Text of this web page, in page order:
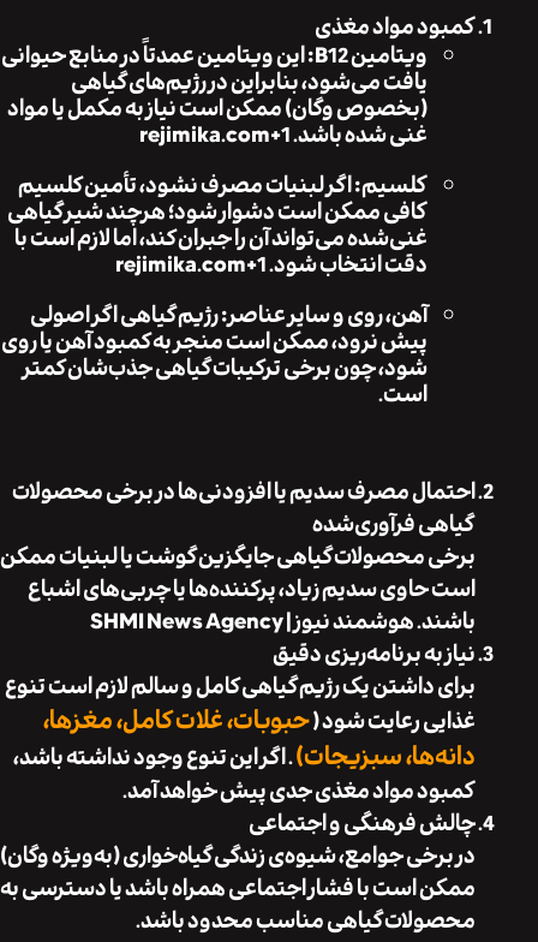
کمبود مواد مغذی
ویتامین B12 : این ویتامین عمدتاً در منابع حیوانی
یافت می‌شود، بنابراین در رژیم‌های گیاهی
(بخصوص وگان) ممکن است نیاز به مکمل یا مواد
غنی شده باشد. rejimika.com+1
کلسیم: اگر لبنیات مصرف نشود، تأمین کلسیم
کافی ممکن است دشوار شود؛ هرچند شیر گیاهی
غنی‌شده می‌تواند آن را جبران کند، اما لازم است با
دقت انتخاب شود. rejimika.com+1
آهن، روی و سایر عناصر: رژیم گیاهی اگر اصولی
پیش نرود، ممکن است منجر به کمبود آهن یا روی
شود، چون برخی ترکیبات گیاهی جذب‌شان کمتر
احتمال مصرف سدیم یا افزودنی‌ها در برخی محصولات
گیاهی فرآوری‌شده
برخی محصولات گیاهی جایگزین گوشت یا لبنیات ممکن
است حاوی سدیم زیاد، پرکننده‌ها یا چربی‌های اشباع
باشند.هوشمند نیوز | SHMI News Agency
نیاز به برنامه‌ریزی دقیق
برای داشتن یک رژیم گیاهی کامل و سالم لازم است تنوع
غذایی رعایت شود (حبوبات، غلات کامل، مغزها،
دانه‌ها، سبزیجات). اگر این تنوع وجود نداشته باشد،
کمبود مواد مغذی جدی پیش خواهد آمد.
چالش‌ فرهنگی و اجتماعی
در برخی جوامع، شیوه‌ی زندگی گیاه‌خواری (به‌ویژه وگان)
ممکن است با فشار اجتماعی همراه باشد یا دسترسی به
محصولات گیاهی مناسب محدود باشد.